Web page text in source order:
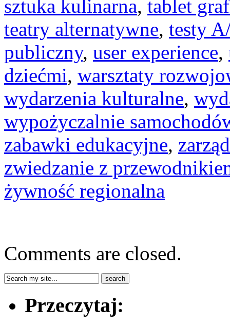
sztuka kulinarna, tablet
teatry alternatywne, testy
publiczny, user experience,
dziećmi, warsztaty
wydarzenia kulturalne,
wypożyczalnie
zabawki edukacyjne,
zwiedzanie z
żywność regionalna
Comments are closed.
Przeczytaj: